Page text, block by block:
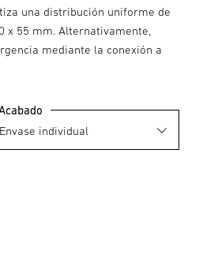
una distribución uniforme de
x 55 mm. Alternativamente,
mediante la conexión a